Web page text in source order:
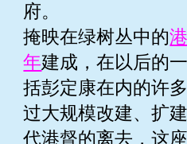
府。
掩映在绿树丛中的
年建成，在以后的
括彭定康在内的许
过大规模改建、扩
代港督的离去，这